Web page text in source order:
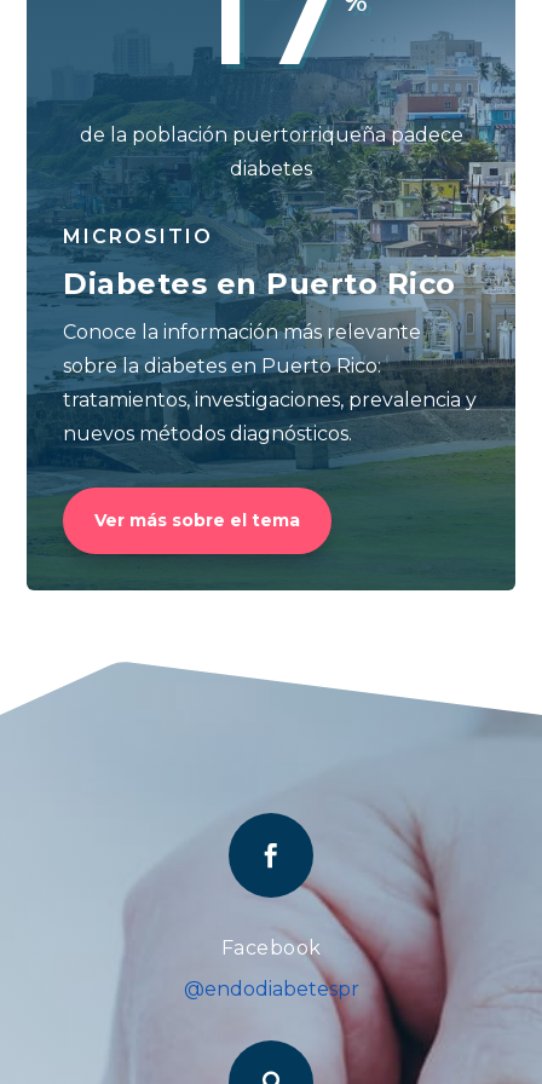
de la población puertorriqueña padece
diabetes
MICROSITIO
Diabetes en Puerto Rico
Conoce la información más relevante
sobre la diabetes en Puerto Rico:
tratamientos, investigaciones, prevalencia y
nuevos métodos diagnósticos.
Ver más sobre el tema

Facebook
@endodiabetespr